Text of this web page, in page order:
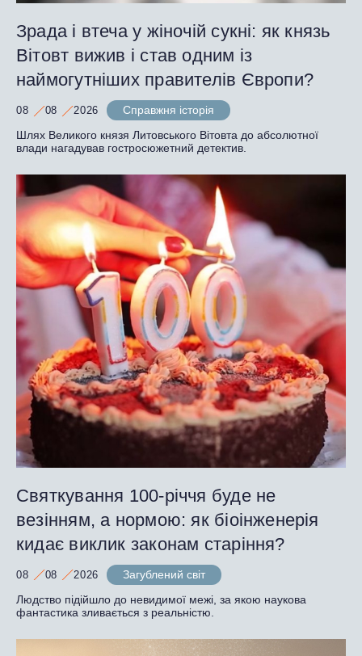
Зрада і втеча у жіночій сукні: як князь
Вітовт вижив і став одним із
наймогутніших правителів Європи?
08 08 2026
Справжня історія
Шлях Великого князя Литовського Вітовта до абсолютної
влади нагадував гостросюжетний детектив.
Святкування 100-річчя буде не
везінням, а нормою: як біоінженерія
кидає виклик законам старіння?
08 08 2026
Загублений світ
Людство підійшло до невидимої межі, за якою наукова
фантастика зливається з реальністю.